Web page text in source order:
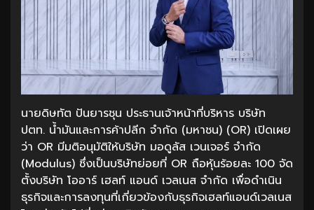
นายดิษทัต ปันยารชุน ประธานเจ้าหน้าที่บริหาร บริษัท
ปตท. น้ำมันและการค้าปลีก จำกัด (มหาชน) (OR) เปิดเผย
ว่า OR มีมติอนุมัติให้บริษัท มอดูลัส เวนเจอร์ จำกัด
(Modulus) ซึ่งเป็นบริษัทย่อยที่ OR ถือหุ้นร้อยละ 100 จัด
ตั้งบริษัท โออาร์ เฮลท์ แอนด์ เวลเนส จำกัด เพื่อดำเนิน
ธุรกิจและการลงทุนที่เกี่ยวข้องกับธุรกิจเฮลท์แอนด์เวลเนส